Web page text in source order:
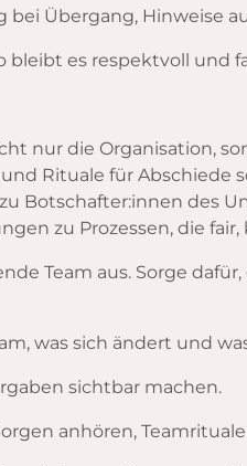
bei Übergang, Hinweise
bleibt es respektvoll und
nur die Organisation,
Rituale für Abschiede
Botschafter:innen des
zu Prozessen, die fair,
Team aus. Sorge
was sich ändert und
sichtbar machen.
anhören,